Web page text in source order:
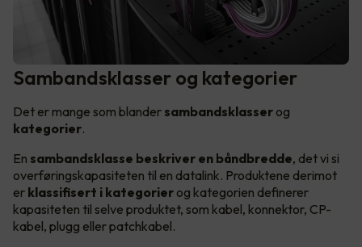
Sambandsklasser og kategorier
Det er mange som blander sambandsklasser og
kategorier.
En sambandsklasse beskriver en båndbredde, det vi si
overføringskapasiteten til en datalink. Produktene derimot
er klassifisert i kategorier og kategorien definerer
kapasiteten til selve produktet, som kabel, konnektor, CP-
kabel, plugg eller patchkabel.